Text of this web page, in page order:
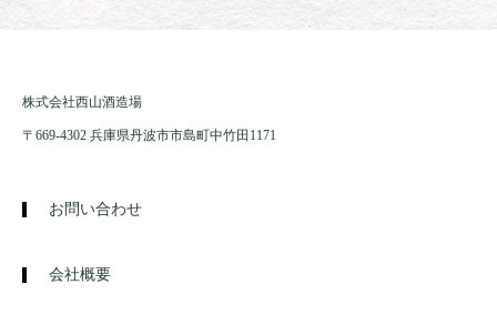
株式会社西山酒造場
〒669-4302 兵庫県丹波市市島町中竹田1171
お問い合わせ
会社概要